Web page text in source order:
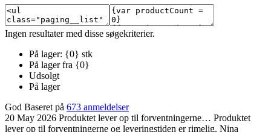
Ingen resultater med disse søgekriterier.
På lager: {0} stk
På lager fra {0}
Udsolgt
På lager
God Baseret på 673 anmeldelser
20 May 2026 Produktet lever op til forventningerne… Produktet
lever op til forventningerne og leveringstiden er rimelig. Nina